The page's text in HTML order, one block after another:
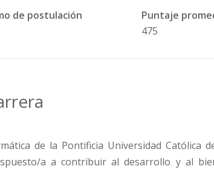
de postulación
Puntaje
475
de la Pontificia Universidad Católica
a a contribuir al desarrollo y al